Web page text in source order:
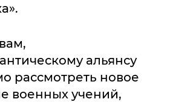
альянсу
рассмотреть новое
военных учений,